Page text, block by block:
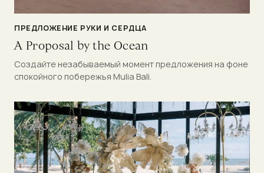
ПРЕДЛОЖЕНИЕ РУКИ И СЕРДЦА
A Proposal by the Ocean
Создайте незабываемый момент предложения на фоне
спокойного побережья Mulia Bali.